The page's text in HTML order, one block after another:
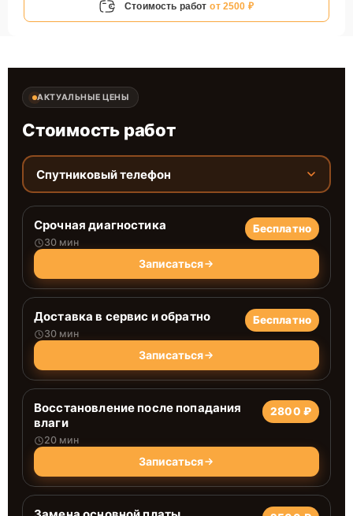
Стоимость работ от 2500 ₽
АКТУАЛЬНЫЕ ЦЕНЫ
Стоимость работ
Спутниковый телефон
Срочная диагностика
30 мин
Бесплатно
Записаться
Доставка в сервис и обратно
30 мин
Бесплатно
Записаться
Восстановление после попадания
влаги
20 мин
2800 ₽
Записаться